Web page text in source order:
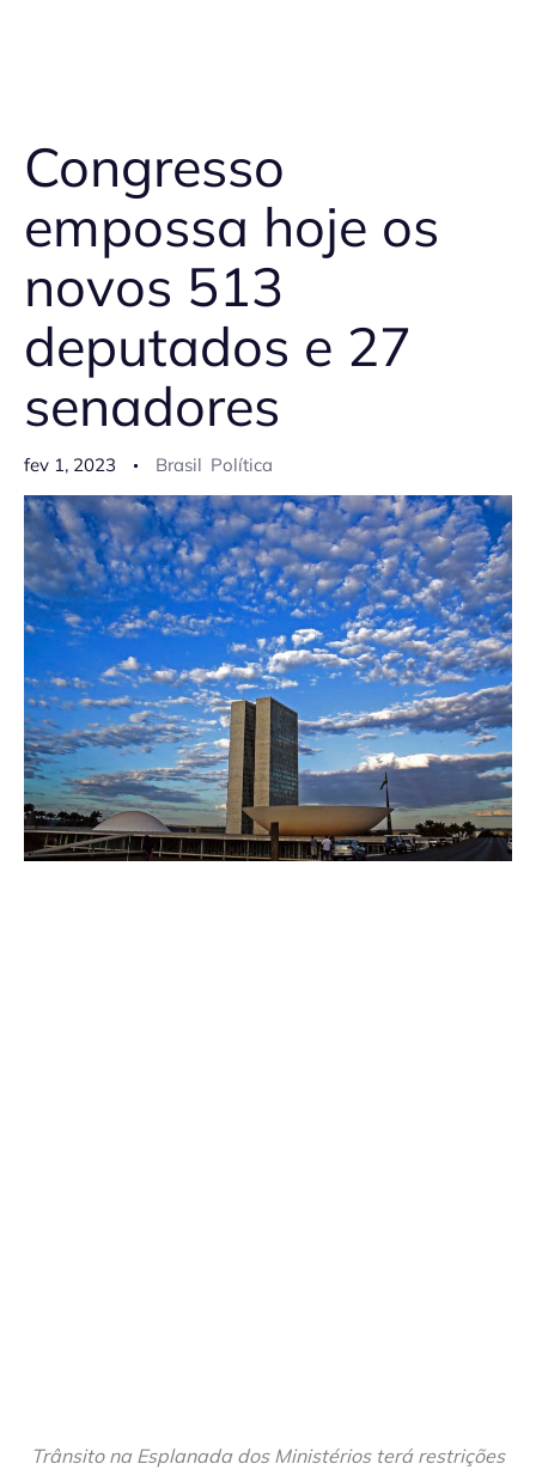
Congresso
empossa hoje os
novos 513
deputados e 27
senadores
fev 1, 2023 Brasil Política
Trânsito na Esplanada dos Ministérios terá restrições